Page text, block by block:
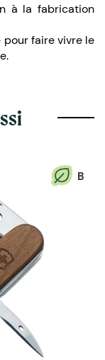
à la fabrication
faire vivre le
B